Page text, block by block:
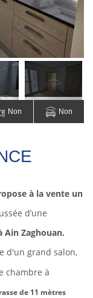
Non Non
à la vente un
d’une
Ain Zaghouan.
d'un grand salon,
chambre à
de 11 mètres